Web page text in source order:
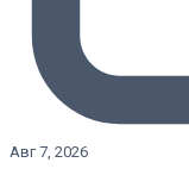
Авг 7, 2026